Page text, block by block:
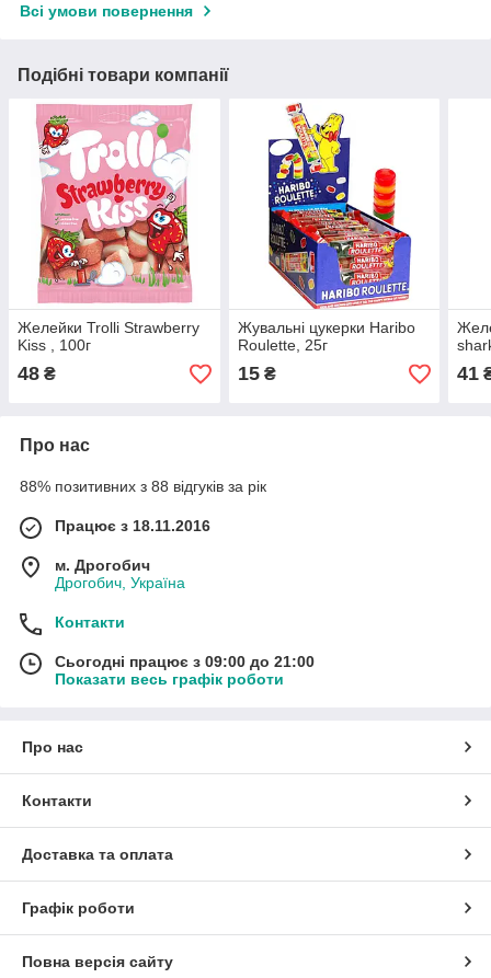
Всі умови повернення
Подібні товари компанії
Желейки Trolli Strawberry
Kiss , 100г
48 ₴
Жувальні цукерки Haribo
Roulette, 25г
15₴ 41
Про нас
88% позитивних з 88 відгуків за рік
Працює з 18.11.2016
м. Дрогобич
Дрогобич, Україна
Контакти
Сьогодні працює з 09:00 до 21:00
Показати весь графік роботи
Про нас
Контакти
Доставка та оплата
Графік роботи
Повна версія сайту